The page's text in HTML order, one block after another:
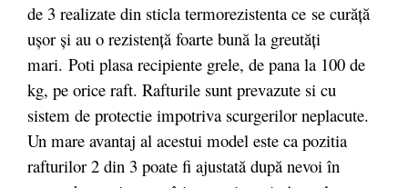
de 3 realizate din sticla termorezistenta ce se curăță
ușor și au o rezistență foarte bună la greutăți
mari. Poti plasa recipiente grele, de pana la 100 de
kg, pe orice raft. Rafturile sunt prevazute si cu
sistem de protectie impotriva scurgerilor neplacute.
Un mare avantaj al acestui model este ca pozitia
rafturilor 2 din 3 poate fi ajustată după nevoi în